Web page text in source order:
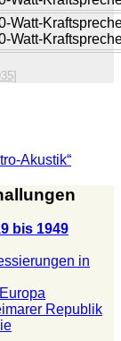
Watt-
Watt-
Akustik“
bis 1949
in
Republik